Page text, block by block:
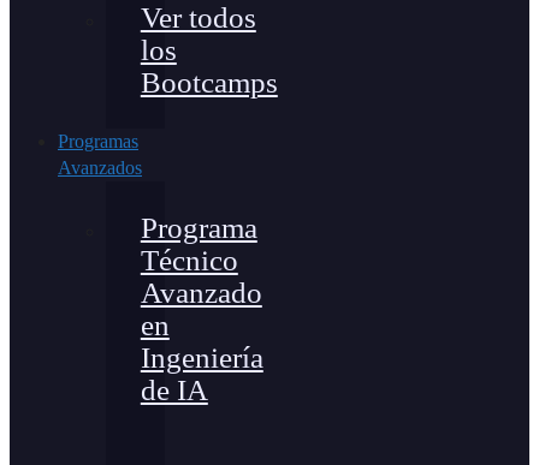
Ver todos
los
Bootcamps
Programas
Avanzados
Programa
Técnico
Avanzado
en
Ingeniería
de IA